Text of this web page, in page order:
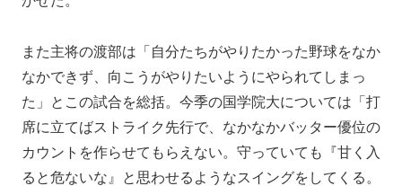
また主将の渡部は「自分たちがやりたかった野球をなか
なかできず、向こうがやりたいようにやられてしまっ
た」とこの試合を総括。今季の国学院大については「打
席に立てばストライク先行で、なかなかバッター優位の
カウントを作らせてもらえない。守っていても『甘く入
ると危ないな』と思わせるようなスイングをしてくる。